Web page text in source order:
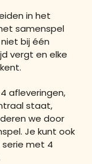
in het
samenspel
bij één
vergt en elke
afleveringen,
staat,
we door
Je kunt ook
serie met 4